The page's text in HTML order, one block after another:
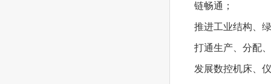
链畅通；
推进工业结构、
打通生产、分配
发展数控机床、